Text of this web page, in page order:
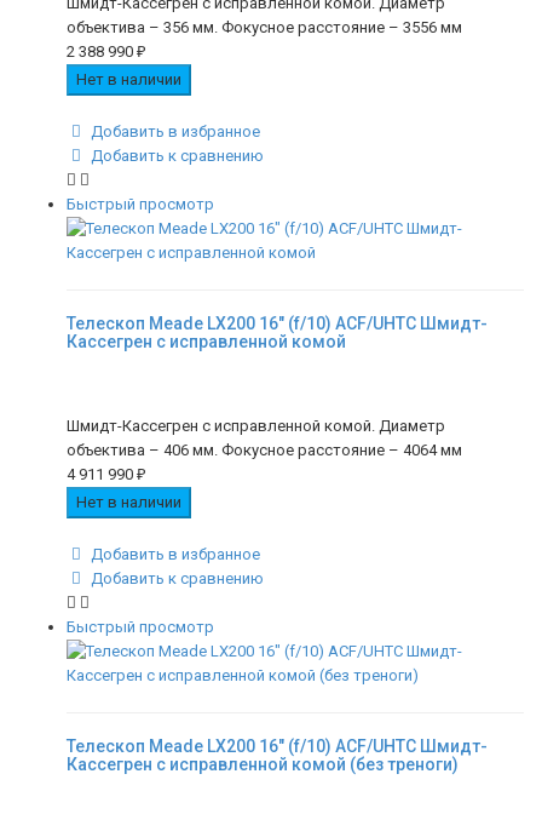
объектива – 356 мм. Фокусное расстояние – 3556 мм
2 388 990 ₽
Нет в наличии
Добавить в избранное
Добавить к сравнению
Быстрый просмотр
Телескоп Meade LX200 16" (f/10) ACF/UHTC Шмидт-
Кассегрен с исправленной комой
Шмидт-Кассегрен с исправленной комой. Диаметр
объектива – 406 мм. Фокусное расстояние – 4064 мм
4 911 990 ₽
Нет в наличии
Добавить в избранное
Добавить к сравнению
Быстрый просмотр
Телескоп Meade LX200 16" (f/10) ACF/UHTC Шмидт-
Кассегрен с исправленной комой (без треноги)